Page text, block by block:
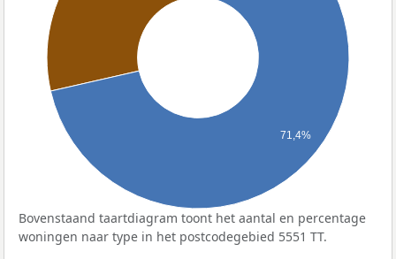
71,4%
Bovenstaand taartdiagram toont het aantal en percentage
woningen naar type in het postcodegebied 5551 TT.